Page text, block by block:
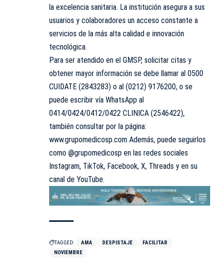
la excelencia sanitaria. La institución asegura a sus
usuarios y colaboradores un acceso constante a
servicios de la más alta calidad e innovación
tecnológica.
Para ser atendido en el GMSP, solicitar citas y
obtener mayor información se debe llamar al 0500
CUIDATE (2843283) o al (0212) 9176200, o se
puede escribir vía WhatsApp al
0414/0424/0412/0422 CLINICA (2546422),
también consultar por la página:
www.grupomedicosp.com Además, puede seguirlos
como @grupomedicosp en las redes sociales
Instagram, TikTok, Facebook, X, Threads y en su
canal de YouTube.
TAGGED: AMA DESPISTAJE
FACILITAR
NOVIEMBRE